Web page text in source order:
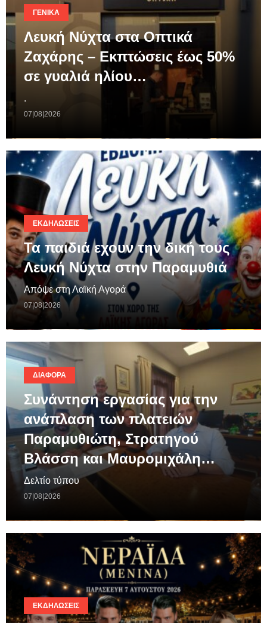
ΓΕΝΙΚΆ
Λευκή Νύχτα στα Οπτικά
Ζαχάρης – Εκπτώσεις έως 50%
σε γυαλιά ηλίου…
.
07|08|2026
ΕΚΔΗΛΏΣΕΙΣ
Τα παιδιά εχουν την δική τους
Λευκή Νύχτα στην Παραμυθιά
Απόψε στη Λαϊκή Αγορά
07|08|2026
ΔΙΆΦΟΡΑ
Συνάντηση εργασίας για την
ανάπλαση των πλατειών
Παραμυθιώτη, Στρατηγού
Βλάσση και Μαυρομιχάλη…
Δελτίο τύπου
07|08|2026
ΕΚΔΗΛΏΣΕΙΣ